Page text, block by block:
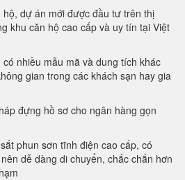
hộ, dự án mới được đầu tư trên thị
khu căn hộ cao cấp và uy tín tại Việt
có nhiều mẫu mã và dung tích khác
gian trong các khách sạn hay gia
đựng hồ sơ cho ngân hàng gọn
phun sơn tĩnh điện cao cấp, có
dễ dàng di chuyển, chắc chắn hơn